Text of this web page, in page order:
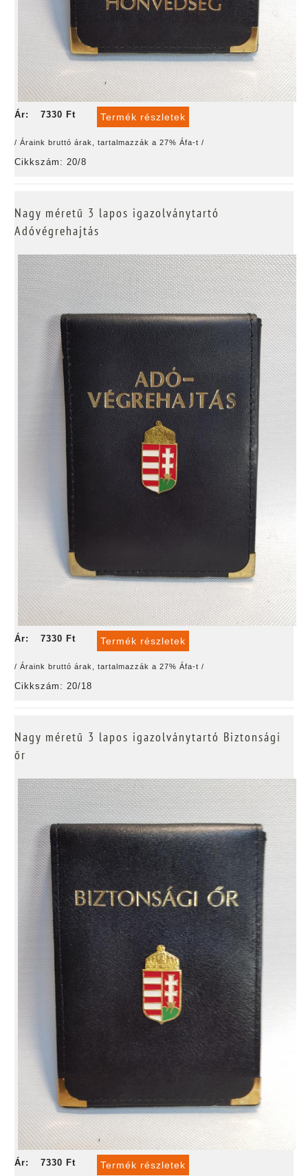
Ár: 7330 Ft Termék részletek
/ Áraink bruttó árak, tartalmazzák a 27% Áfa-t /
Cikkszám: 20/8
Nagy méretű 3 lapos igazolványtartó
Adóvégrehajtás
Ár: 7330 Ft Termék részletek
/ Áraink bruttó árak, tartalmazzák a 27% Áfa-t /
Cikkszám: 20/18
Nagy méretű 3 lapos igazolványtartó Biztonsági
őr
Ár: 7330 Ft Termék részletek